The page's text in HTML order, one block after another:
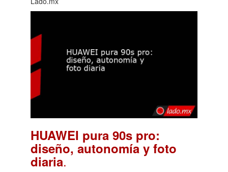
HUAWEI pura 90s pro:
diseño, autonomía y foto
diaria.